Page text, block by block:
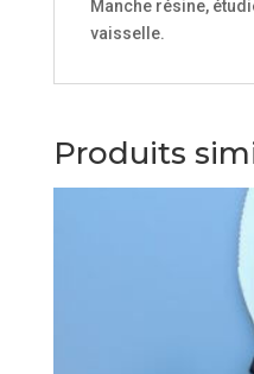
Manche résine,
vaisselle.
Produits